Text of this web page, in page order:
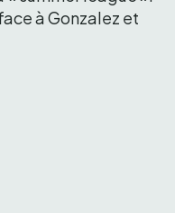
à Gonzalez et